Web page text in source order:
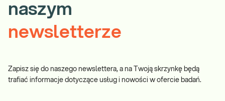
naszym
newsletterze
Zapisz się do naszego newslettera, a na Twoją skrzynkę będą
trafiać informacje dotyczące usług i nowości w ofercie badań.